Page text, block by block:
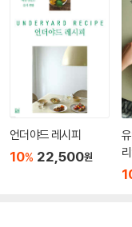
언더야드 레시피
10% 22,500원